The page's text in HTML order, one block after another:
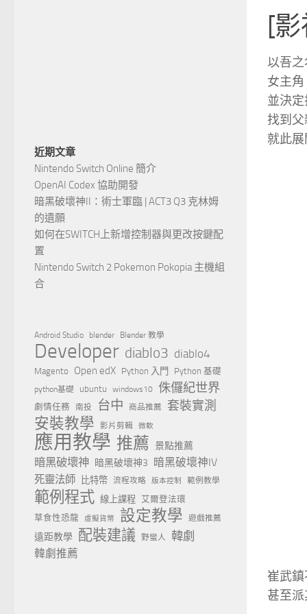
[
以吾
女主
並決
找到
就此
崔武
甚至
近期文章
Nintendo Switch Online 簡介
OpenAI Codex 協助開發
暗黑破壞神II：術士軍臨 | ACT3 Q3 克林姆
的遺願
如何在SWITCH上新增控制器與更改按鍵配
置
Nintendo Switch 2 Pokemon Pokopia 主機組
合
Android Studio blender Blender 教學
Developer diablo3 diablo4
Magento Open edX Python 入門 Python 基礎
python基礎 ubuntu windows10 侏儸紀世界
劇情任務 南投 台中 商品推薦 套裝實測
安裝教學 影片剪輯 微軟
應用教學 推薦 景點推薦
暗黑破壞神 暗黑破壞神3 暗黑破壞神IV
死靈法師 比特幣 流程攻略 版本控制 範例教學
範例程式 線上課程
艾爾登法環
草食性恐龍
虛擬貨幣 設定教學 遊戲推薦
遠距教學 配裝建議 野蠻人 韓劇
韓劇推薦